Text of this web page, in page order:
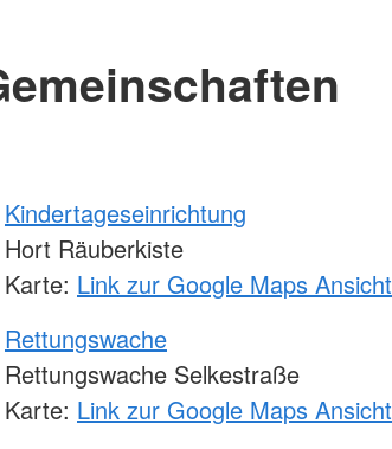
Kindertageseinrichtung
Hort Räuberkiste
Karte: Link zur Google Maps Ansicht
Rettungswache
Rettungswache Selkestraße
Karte: Link zur Google Maps Ansicht